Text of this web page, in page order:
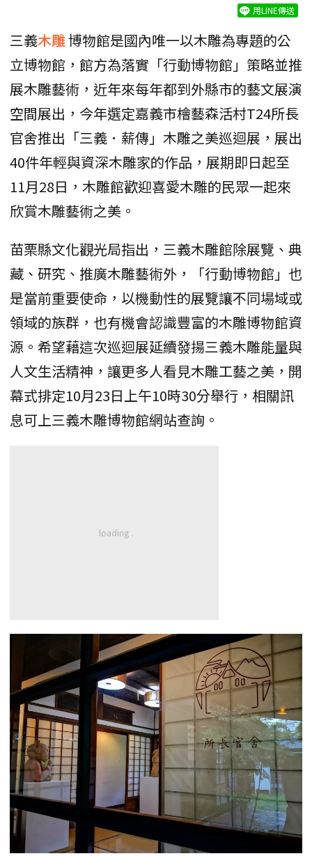
用LINE傳送
三義木雕博物館是國內唯一以木雕為專題的公
立博物館，館方為落實「行動博物館」策略並推
展木雕藝術，近年來每年都到外縣市的藝文展演
空間展出，今年選定嘉義市檜藝森活村T24所長
官舍推出「三義．薪傳」木雕之美巡迴展，展出
40件年輕與資深木雕家的作品，展期即日起至
11月28日，木雕館歡迎喜愛木雕的民眾一起來
欣賞木雕藝術之美。
苗栗縣文化觀光局指出，三義木雕館除展覽、典
藏、研究、推廣木雕藝術外，「行動博物館」也
是當前重要使命，以機動性的展覽讓不同場域或
領域的族群，也有機會認識豐富的木雕博物館資
源。希望藉這次巡迴展延續發揚三義木雕能量與
人文生活精神，讓更多人看見木雕工藝之美，開
幕式排定10月23日上午10時30分舉行，相關訊
息可上三義木雕博物館網站查詢。